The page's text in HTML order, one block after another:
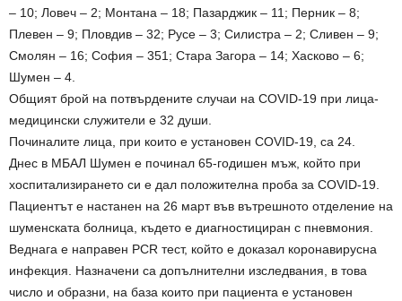
– 10; Ловеч – 2; Монтана – 18; Пазарджик – 11; Перник – 8;
Плевен – 9; Пловдив – 32; Русе – 3; Силистра – 2; Сливен – 9;
Смолян – 16; София – 351; Стара Загора – 14; Хасково – 6;
Шумен – 4.
Общият брой на потвърдените случаи на COVID-19 при лица-
медицински служители е 32 души.
Починалите лица, при които е установен COVID-19, са 24.
Днес в МБАЛ Шумен е починал 65-годишен мъж, който при
хоспитализирането си е дал положителна проба за COVID-19.
Пациентът е настанен на 26 март във вътрешното отделение на
шуменската болница, където е диагностициран с пневмония.
Веднага е направен PCR тест, който е доказал коронавирусна
инфекция. Назначени са допълнителни изследвания, в това
число и образни, на база които при пациента е установен